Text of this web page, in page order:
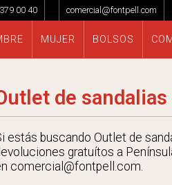
00 40 comercial@fontpell.com
MUJER BOLSOS
de
estás buscando Outlet de
gratuítos a
comercial@fontpell.com.